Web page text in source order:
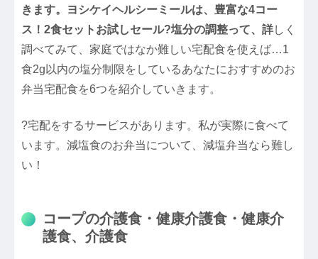
きます。ヨシケイヘルシーミールは、豊富な4コー
ス！2食セットお試しセール?塩分の調整って、詳しく
調べてみて、家庭ではなか難しい宅配食を使えば…1
食2g以内の塩分制限をしているあなたにおすすめのお
弁当宅配食を6つを紹介していきます。
?宅配をするサービスがあります。私が実際に食べて
います。減塩食のお弁当について、減塩弁当なら難し
い！
コープの介護食・健康介護食・健康介
護食、介護食